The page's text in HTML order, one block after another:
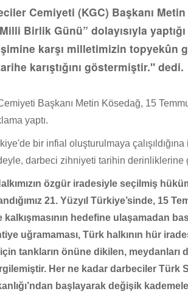
Cemiyeti (KGC) Başkanı
Birlik Günü” dolayısıyla
karşı milletimizin topyekûn
karıştığını göstermiştir." dedi.
Başkanı Metin Kösedağ, 15
yaptı.
bir infial oluşturulmaya
darbeci zihniyeti tarihin derinliklerine
özgür iradesiyle seçilmiş
21. Yüzyıl Türkiye’sinde, 15
kalkışmasının hedefine ulaşamadan
uğramaması, Türk halkının hür
tankların önüne dikilen,
Her ne kadar darbeciler Türk
başlayarak değişik